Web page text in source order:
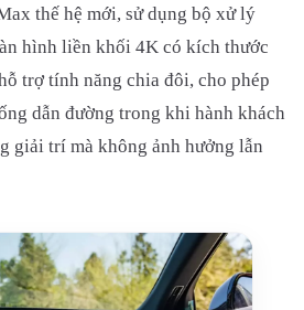
thế hệ mới, sử dụng bộ xử lý
hình liền khối 4K có kích thước
trợ tính năng chia đôi, cho phép
dẫn đường trong khi hành khách
giải trí mà không ảnh hưởng lẫn